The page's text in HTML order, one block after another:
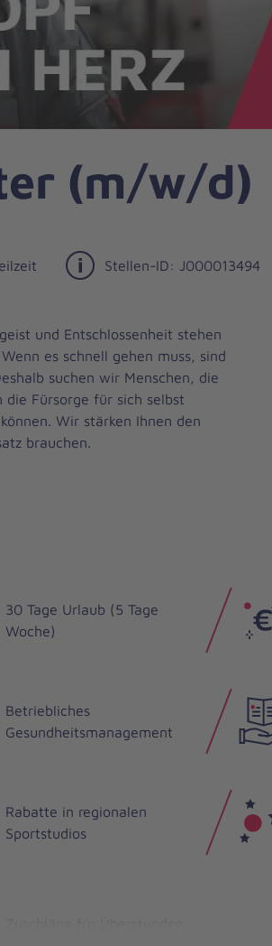
(m/w/d)
Stellen-ID: J000013494
und Entschlossenheit stehen
es schnell gehen muss, sind
suchen wir Menschen, die
die Fürsorge für sich selbst
Wir stärken Ihnen den
brauchen.
30 Tage Urlaub (5 Tage
Woche)
Betriebliches
Gesundheitsmanagement
Rabatte in regionalen
Sportstudios